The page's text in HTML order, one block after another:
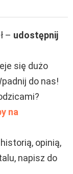
– udostępnij
się dużo
do nas!
na
opinią,
napisz do